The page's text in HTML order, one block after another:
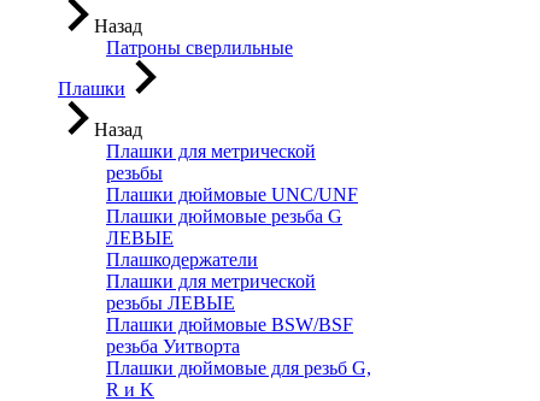
Назад
Патроны сверлильные
Плашки
Назад
Плашки для метрической
резьбы
Плашки дюймовые UNC/UNF
Плашки дюймовые резьба G
ЛЕВЫЕ
Плашкодержатели
Плашки для метрической
резьбы ЛЕВЫЕ
Плашки дюймовые BSW/BSF
резьба Уитворта
Плашки дюймовые для резьб G,
R и K